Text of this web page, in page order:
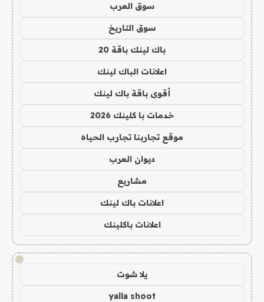
سوق العرب
سوق التاريخ
باك لينك باقة 20
اعلانات الباك لينك
أقوى باقة باك لينك
خدمات با كلينك 2026
موقع تجاربنا تجارب الحياه
ديوان العرب
مشاريع
اعلانات باك لينك
اعلانات باكلينك
!
يلا شوت
yalla shoot